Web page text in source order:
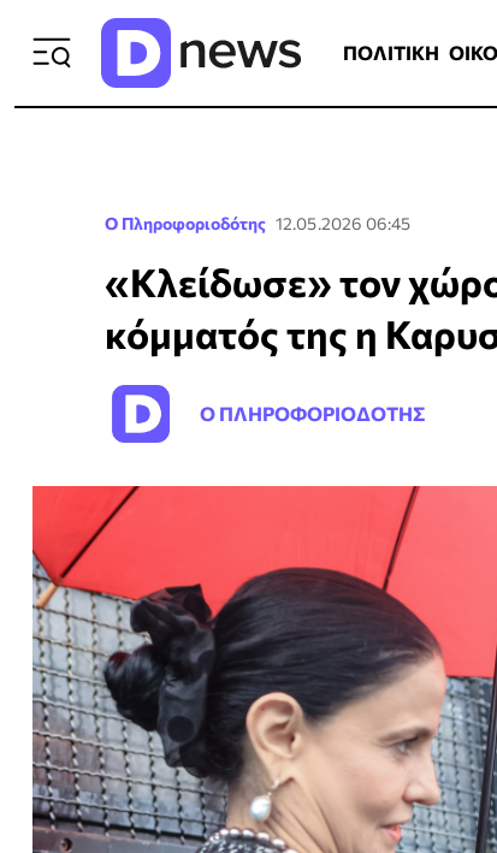
ΠΟΛΙΤΙΚΗ
Ο Πληροφοριοδότης 12.05.2026 06:45
«Κλείδωσε» τον
κόμματός της η
Ο ΠΛΗΡΟΦΟΡΙΟΔΟΤΗΣ